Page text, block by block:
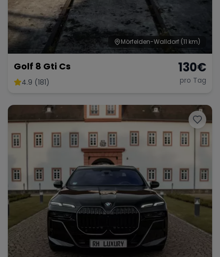
Mörfelden-Walldorf (11 km)
Golf 8 Gti Cs
4.9 (181)
130€
pro Tag